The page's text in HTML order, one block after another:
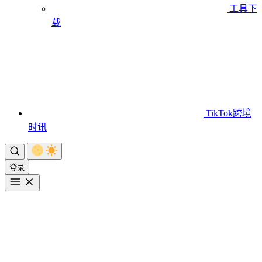
工具下
载
TikTok跨境
时讯
登录